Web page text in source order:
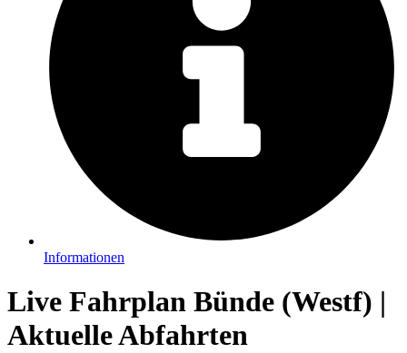
Informationen
Live Fahrplan Bünde (Westf) |
Aktuelle Abfahrten